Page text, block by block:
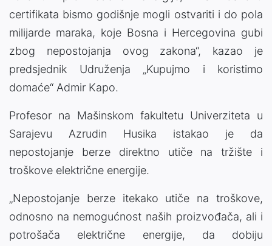
certifikata bismo godišnje mogli ostvariti i do pola
milijarde maraka, koje Bosna i Hercegovina gubi
zbog nepostojanja ovog zakona“, kazao je
predsjednik Udruženja „Kupujmo i koristimo
domaće“ Admir Kapo.
Profesor na Mašinskom fakultetu Univerziteta u
Sarajevu Azrudin Husika istakao je da
nepostojanje berze direktno utiče na tržište i
troškove električne energije.
„Nepostojanje berze itekako utiče na troškove,
odnosno na nemogućnost naših proizvođača, ali i
potrošača električne energije, da dobiju